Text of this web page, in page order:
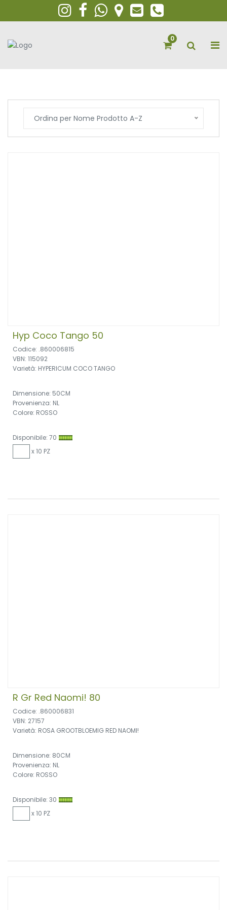
0
Ordina per Nome Prodotto A-Z
Hyp Coco Tango 50
Codice: .860006815
VBN: 115092
Varietà: HYPERICUM COCO TANGO
Dimensione: 50CM
Provenienza: NL
Colore: ROSSO
Disponibile: 70
x 10 PZ
R Gr Red Naomi! 80
Codice: .860006831
VBN: 27157
Varietà: ROSA GROOTBLOEMIG RED NAOMI!
Dimensione: 80CM
Provenienza: NL
Colore: ROSSO
Disponibile: 30
x 10 PZ